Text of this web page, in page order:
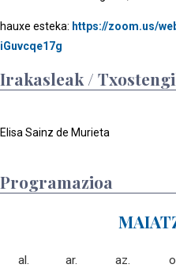
hauxe esteka: https://zoom.us/
iGuvcqe17g
Irakasleak /
Elisa Sainz de Murieta
Programazioa
al. ar. az.